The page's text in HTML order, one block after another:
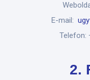
E-mail:
Telefon:
2.